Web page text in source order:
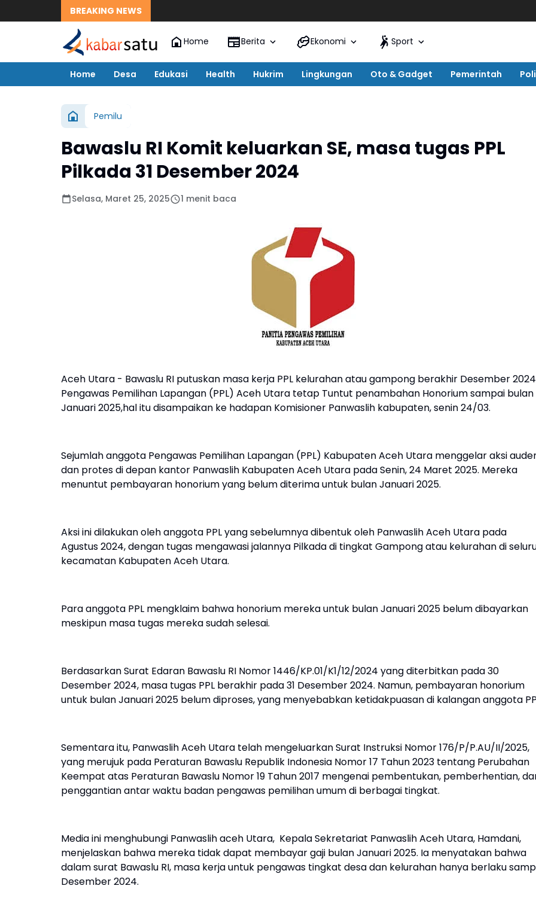
BREAKING NEWS
Home Berita Ekonomi Sport
Home Desa Edukasi Health Hukrim Lingkungan Oto & Gadget Pemerintah
Pemilu
Bawaslu RI Komit keluarkan SE, masa tugas PPL
Pilkada 31 Desember 2024
Selasa, Maret 25, 2025 1 menit baca
Aceh Utara - Bawaslu RI putuskan masa kerja PPL kelurahan atau gampong berakhir Desember
Pengawas Pemilihan Lapangan (PPL) Aceh Utara tetap Tuntut penambahan Honorium sampai bulan
Januari 2025,hal itu disampaikan ke hadapan Komisioner Panwaslih kabupaten, senin 24/03.
Sejumlah anggota Pengawas Pemilihan Lapangan (PPL) Kabupaten Aceh Utara menggelar aksi
dan protes di depan kantor Panwaslih Kabupaten Aceh Utara pada Senin, 24 Maret 2025. Mereka
menuntut pembayaran honorium yang belum diterima untuk bulan Januari 2025.
Aksi ini dilakukan oleh anggota PPL yang sebelumnya dibentuk oleh Panwaslih Aceh Utara pada
Agustus 2024, dengan tugas mengawasi jalannya Pilkada di tingkat Gampong atau kelurahan di
kecamatan Kabupaten Aceh Utara.
Para anggota PPL mengklaim bahwa honorium mereka untuk bulan Januari 2025 belum dibayarkan
meskipun masa tugas mereka sudah selesai.
Berdasarkan Surat Edaran Bawaslu RI Nomor 1446/KP.01/K1/12/2024 yang diterbitkan pada 30
Desember 2024, masa tugas PPL berakhir pada 31 Desember 2024. Namun, pembayaran honorium
untuk bulan Januari 2025 belum diproses, yang menyebabkan ketidakpuasan di kalangan anggota
Sementara itu, Panwaslih Aceh Utara telah mengeluarkan Surat Instruksi Nomor 176/P/P.AU/II/2025,
yang merujuk pada Peraturan Bawaslu Republik Indonesia Nomor 17 Tahun 2023 tentang Perubahan
Keempat atas Peraturan Bawaslu Nomor 19 Tahun 2017 mengenai pembentukan, pemberhentian,
penggantian antar waktu badan pengawas pemilihan umum di berbagai tingkat.
Media ini menghubungi Panwaslih aceh Utara, Kepala Sekretariat Panwaslih Aceh Utara, Hamdani,
menjelaskan bahwa mereka tidak dapat membayar gaji bulan Januari 2025. Ia menyatakan bahwa
dalam surat Bawaslu RI, masa kerja untuk pengawas tingkat desa dan kelurahan hanya berlaku
Desember 2024.